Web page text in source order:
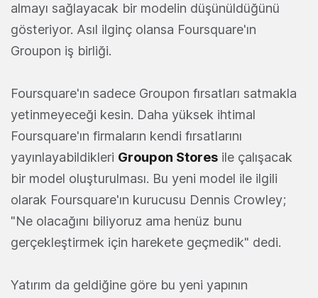
almayı sağlayacak bir modelin düşünüldüğünü
gösteriyor. Asıl ilginç olansa Foursquare'ın
Groupon iş birliği.
Foursquare'ın sadece Groupon fırsatları satmakla
yetinmeyeceği kesin. Daha yüksek ihtimal
Foursquare'ın firmaların kendi fırsatlarını
yayınlayabildikleri Groupon Stores ile çalışacak
bir model oluşturulması. Bu yeni model ile ilgili
olarak Foursquare'ın kurucusu Dennis Crowley;
"Ne olacağını biliyoruz ama henüz bunu
gerçekleştirmek için harekete geçmedik" dedi.
Yatırım da geldiğine göre bu yeni yapının